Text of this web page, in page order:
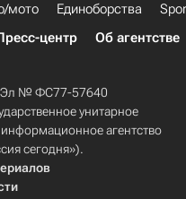
мото Единоборства
центр Об агентстве
Эл № ФС77-57640
унитарное
агентство
сегодня»).